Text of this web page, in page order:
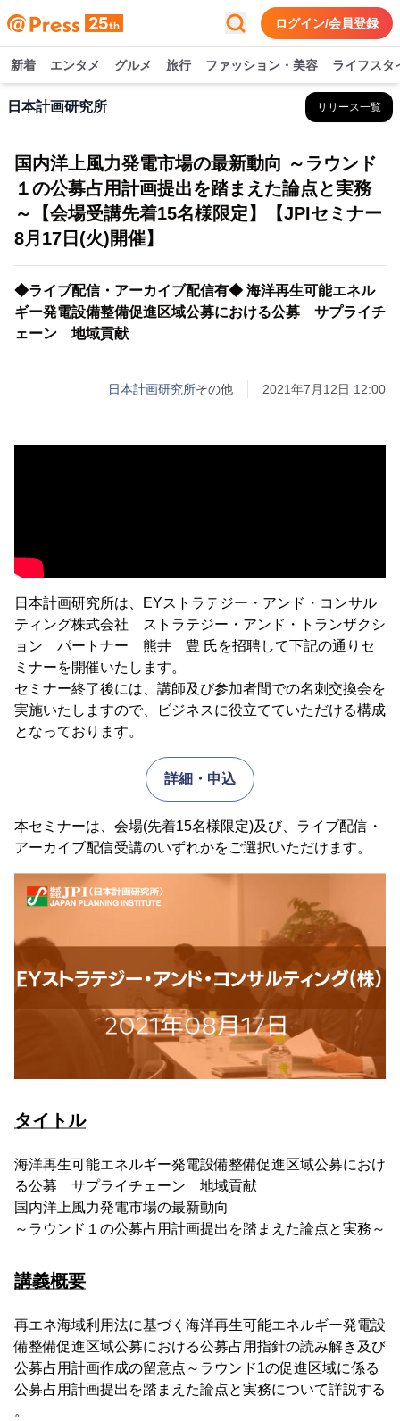
ログイン/会員登録
新着 エンタメ グルメ 旅行 ファッション・美容 ライフスタ
日本計画研究所 リリース一覧
国内洋上風力発電市場の最新動向 ～ラウンド
１の公募占用計画提出を踏まえた論点と実務
～【会場受講先着15名様限定】【JPIセミナー
8月17日(火)開催】
◆ライブ配信・アーカイブ配信有◆ 海洋再生可能エネル
ギー発電設備整備促進区域公募における公募 サプライチ
ェーン 地域貢献
日本計画研究所その他 2021年7月12日 12:00
日本計画研究所は、EYストラテジー・アンド・コンサル
ティング株式会社 ストラテジー・アンド・トランザクシ
ョン パートナー 熊井 豊 氏を招聘して下記の通りセ
ミナーを開催いたします。
セミナー終了後には、講師及び参加者間での名刺交換会を
実施いたしますので、ビジネスに役立てていただける構成
となっております。
詳細・申込
本セミナーは、会場(先着15名様限定)及び、ライブ配信・
アーカイブ配信受講のいずれかをご選択いただけます。
タイトル
海洋再生可能エネルギー発電設備整備促進区域公募におけ
る公募 サプライチェーン 地域貢献
国内洋上風力発電市場の最新動向
～ラウンド１の公募占用計画提出を踏まえた論点と実務～
講義概要
再エネ海域利用法に基づく海洋再生可能エネルギー発電設
備整備促進区域公募における公募占用指針の読み解き及び
公募占用計画作成の留意点～ラウンド1の促進区域に係る
公募占用計画提出を踏まえた論点と実務について詳説する
。